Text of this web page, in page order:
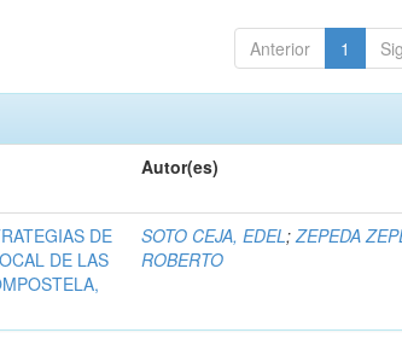
Anterior 1
Autor(es)
DE
DE LAS
SOTO CEJA, EDEL;ZEPEDA
ROBERTO